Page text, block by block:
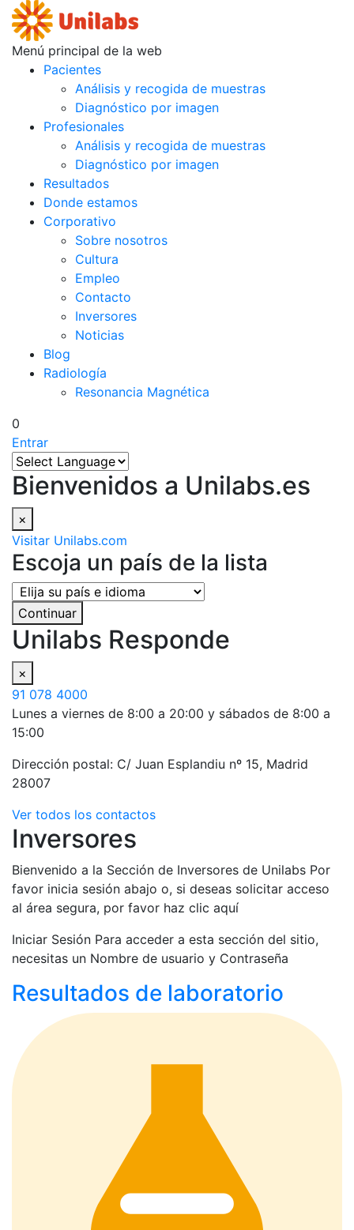
Menú principal de la web
Pacientes
Análisis y recogida de muestras
Diagnóstico por imagen
Profesionales
Análisis y recogida de muestras
Diagnóstico por imagen
Resultados
Donde estamos
Corporativo
Sobre nosotros
Cultura
Empleo
Contacto
Inversores
Noticias
Blog
Radiología
Resonancia Magnética
0
Entrar
Bienvenidos a Unilabs.es
×
Visitar Unilabs.com
Escoja un país de la lista
Continuar
Unilabs Responde
×
91 078 4000
Lunes a viernes de 8:00 a 20:00 y sábados de 8:00 a
15:00
Dirección postal: C/ Juan Esplandiu nº 15, Madrid
28007
Ver todos los contactos
Inversores
Bienvenido a la Sección de Inversores de Unilabs Por
favor inicia sesión abajo o, si deseas solicitar acceso
al área segura, por favor haz clic aquí
Iniciar Sesión Para acceder a esta sección del sitio,
necesitas un Nombre de usuario y Contraseña
Resultados de laboratorio